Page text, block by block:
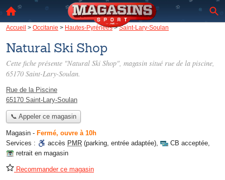
Accueil > Occitanie > Hautes-Pyrénées>Saint-Lary-Soulan
Natural Ski Shop
Cette fiche présente "Natural Ski Shop", magasin situé rue de la piscine,
65170 Saint-Lary-Soulan.
Rue de la Piscine
65170 Saint-Lary-Soulan
📞 Appeler ce magasin
Magasin - Fermé, ouvre à 10h
Services :
accès PMR (parking, entrée adaptée), CB acceptée,
retrait en magasin
Recommander ce magasin